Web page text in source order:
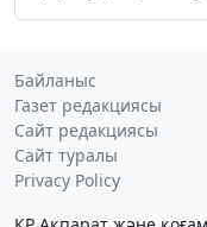
Байланыс
Газет редакциясы
Сайт редакциясы
Сайт туралы
Privacy Policy